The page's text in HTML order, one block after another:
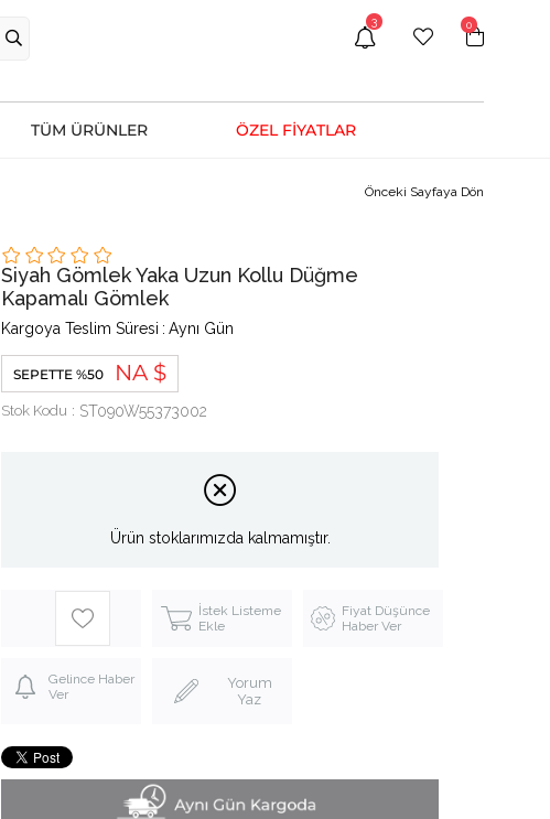
0
3
TÜM ÜRÜNLER ÖZEL FİYATLAR
Önceki Sayfaya Dön
Siyah Gömlek Yaka Uzun Kollu Düğme
Kapamalı Gömlek
Kargoya Teslim Süresi : Aynı Gün
SEPETTE %50 NA $
Stok Kodu ST090W55373002
Ürün stoklarımızda kalmamıştır.
İstek Listeme
Ekle
Fiyat Düşünce
Haber Ver
Gelince Haber
Ver
Yorum
Yaz